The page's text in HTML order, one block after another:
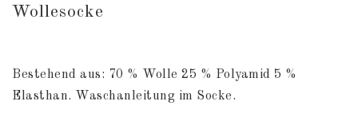
Wollesocke
Bestehend aus: 70 % Wolle 25 % Polyamid 5 %
Elasthan. Waschanleitung im Socke.